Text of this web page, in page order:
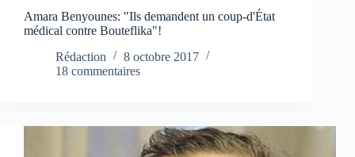
Amara Benyounes: "Ils demandent un coup-d'État
médical contre Bouteflika"!
Rédaction
8 octobre 2017
18 commentaires